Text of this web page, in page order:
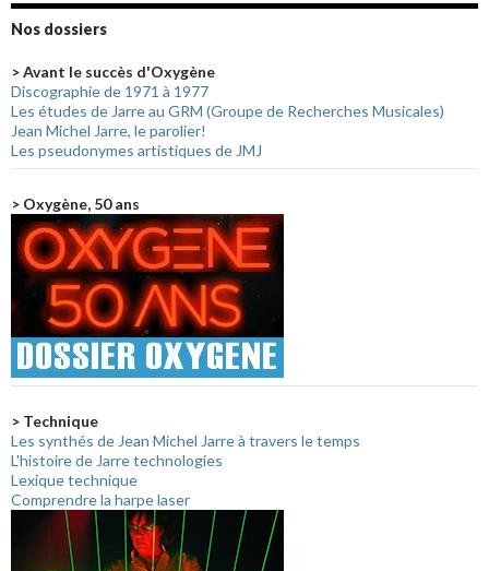
Nos dossiers
> Avant le succès d'Oxygène
Discographie de 1971 à 1977
Les études de Jarre au GRM (Groupe de Recherches Musicales)
Jean Michel Jarre, le parolier!
Les pseudonymes artistiques de JMJ
> Oxygène, 50 ans
> Technique
Les synthés de Jean Michel Jarre à travers le temps
L'histoire de Jarre technologies
Lexique technique
Comprendre la harpe laser